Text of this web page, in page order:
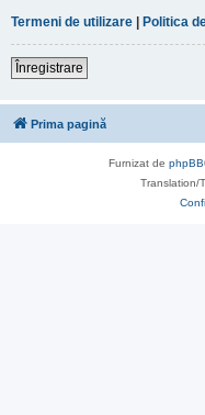
Termeni de utilizare | Politica
Înregistrare
Prima pagină
Furnizat de phpBB
Translation/